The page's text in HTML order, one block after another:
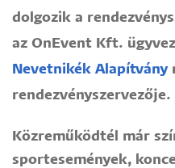
dolgozik a
az OnEvent Kft.
Nevetnikék Alapítvány
rendezvényszervezője.
Közreműködtél már
sportesemények,